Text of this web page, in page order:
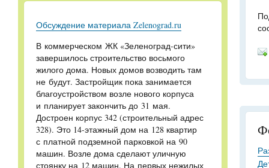
Обсуждение материала Zelenograd.ru
В коммерческом ЖК «Зеленоград-сити»
завершилось строительство восьмого
жилого дома. Новых домов возводить там
не будут. Застройщик пока занимается
благоустройством возле нового корпуса
и планирует закончить до 31 мая.
Достроен корпус 342 (строительный адрес
328). Это 14-этажный дом на 128 квартир
с платной подземной парковкой на 90
машин. Возле дома сделают уличную
стоянку на 12 машин. На первых нежилых